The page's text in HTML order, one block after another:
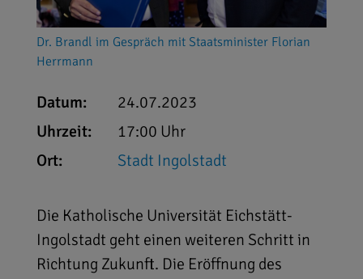
Dr. Brandl im Gespräch mit Staatsminister Florian
Herrmann
Datum:
24.07.2023
Uhrzeit:
17:00 Uhr
Ort:
Stadt Ingolstadt
Die Katholische Universität Eichstätt-
Ingolstadt geht einen weiteren Schritt in
Richtung Zukunft. Die Eröffnung des